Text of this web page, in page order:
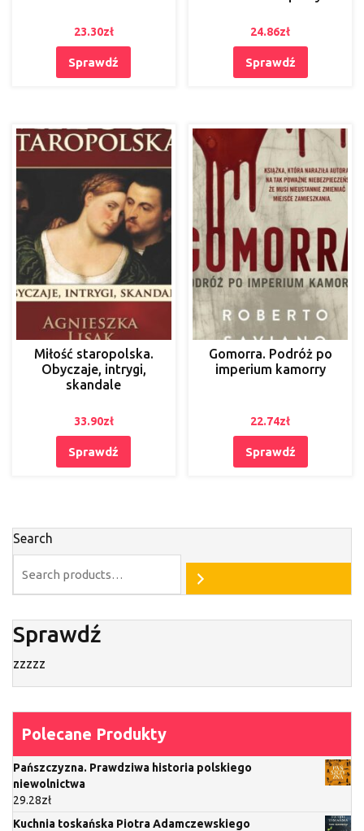
23.30zł
Sprawdź
24.86zł
Sprawdź
Miłość staropolska.
Obyczaje, intrygi,
skandale
33.90zł
Sprawdź
Gomorra. Podróż po
imperium kamorry
22.74zł
Sprawdź
Search
Sprawdź
zzzzz
Polecane Produkty
Pańszczyzna. Prawdziwa historia polskiego
niewolnictwa
29.28zł
Kuchnia toskańska Piotra Adamczewskiego